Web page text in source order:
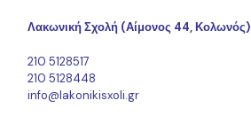
Λακωνική Σχολή (Αίμονος 44, Κολωνός)
210 5128517
210 5128448
info@lakonikisxoli.gr